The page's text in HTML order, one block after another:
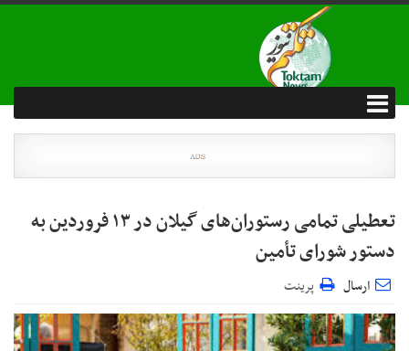
تعطیلی تمامی رستوران‌های گیلان در ۱۳ فروردین به
دستور شورای تأمین
ارسال پرینت